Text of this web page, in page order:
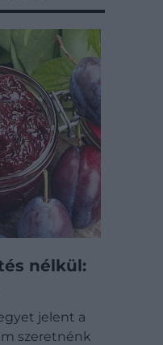
nélkül:
jelent a
szeretnénk